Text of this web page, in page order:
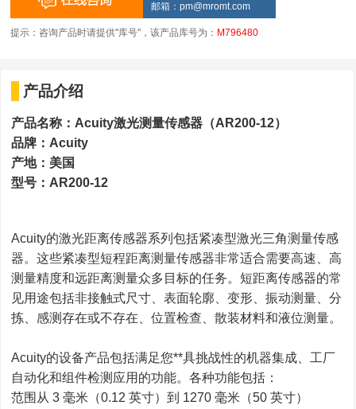
邮箱：pm@mromt.com
提示：咨询产品时请提供"库号"，该产品库号为： M796480
产品介绍
产品名称：Acuity激光测量传感器（AR200-12）
品牌：Acuity
产地：美国
型号：AR200-12
Acuity的激光距离传感器系列包括紧凑型激光三角测量传感
器。这些紧凑型短程距离测量传感器非常适合需要高速、高
测量精度和远距离测量众多目标的任务。短距离传感器的常
见用途包括非接触式尺寸、表面轮廓、变形、振动测量、分
拣、感测存在或不存在、位置检查、散装材料和液位测量。
Acuity的设备产品包括满足您**具挑战性的机器集成、工厂
自动化和组件检测应用的功能。各种功能包括：
范围从 3 毫米（0.12 英寸）到 1270 毫米（50 英寸）